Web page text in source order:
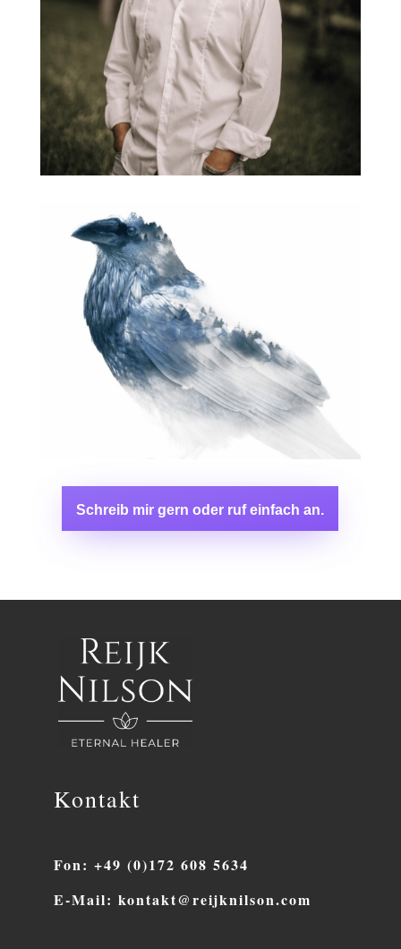
Schreib mir gern oder ruf einfach an.
Kontakt
Fon: +49 (0)172 608 5634
E-Mail: kontakt@reijknilson.com